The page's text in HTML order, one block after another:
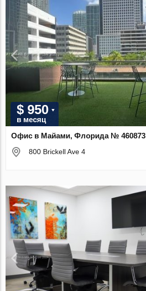
$ 950
в месяц
Офис в Майами, Флорида № 460873
800 Brickell Ave 4